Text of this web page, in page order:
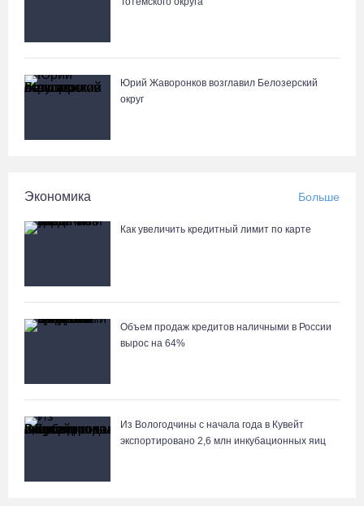
Ремонт улицы Чернышевского в Вологде завершат на полгода
В Вологде две сестры из-за замены домофона перевели
05.08.26 / 14:13
Вологжанам предлагают сосчитать на кустах домовых и
05.08.26 / 12:58
05.08.26 / 12:47
Браконьеров из Ленобласти оштрафовали на 1,3 млн за вылов
Полицейские задержали двух вологжанок с килограммом
05.08.26 / 11:44
Юрий Жаворонков возглавил Белозерский
округ
Экономика Больше
Как увеличить кредитный лимит по карте
Объем продаж кредитов наличными в России
вырос на 64%
Из Вологодчины с начала года в Кувейт
экспортировано 2,6 млн инкубационных яиц